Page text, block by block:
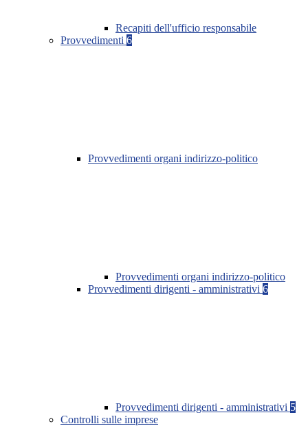
Recapiti dell'ufficio responsabile
Provvedimenti 6
Provvedimenti organi indirizzo-politico
Provvedimenti organi indirizzo-politico
Provvedimenti dirigenti - amministrativi 6
Provvedimenti dirigenti - amministrativi 5
Controlli sulle imprese